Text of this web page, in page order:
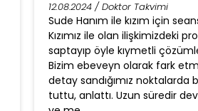
12.08.2024 / Doktor Takvimi
Sude Hanım ile kızım için
Kızımız ile olan ilişkimizdeki
saptayıp öyle kıymetli
Bizim ebeveyn olarak fark
detay sandığımız noktalarda
tuttu, anlattı. Uzun süredir